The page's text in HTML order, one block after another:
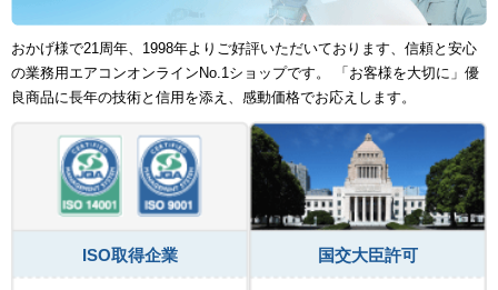
おかげ様で21周年、1998年よりご好評いただいております、信頼と安心
の業務用エアコンオンラインNo.1ショップです。 「お客様を大切に」優
良商品に長年の技術と信用を添え、感動価格でお応えします。
ISO取得企業 国交大臣許可